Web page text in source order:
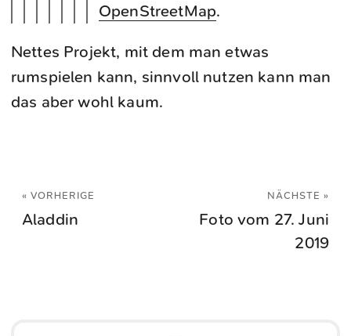
OpenStreetMap.
Nettes Projekt, mit dem man etwas
rumspielen kann, sinnvoll nutzen kann man
das aber wohl kaum.
« VORHERIGE
Aladdin
NÄCHSTE »
Foto vom 27. Juni
2019